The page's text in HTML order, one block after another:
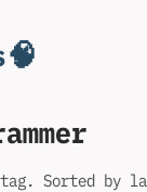
Sorted by